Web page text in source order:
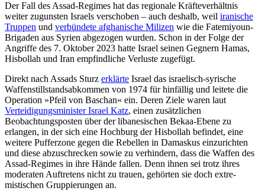
Der Fall des Assad-Regimes hat das regiona­le Kräfteverhältnis
weiter zugunsten Israels verschoben – auch deshalb, weil iranische
Truppen und verbündete afghanische Milizen wie die Fatemiyoun-
Brigaden aus Syrien abgezogen wurden. Schon in der Folge der
Angriffe des 7. Oktober 2023 hatte Israel seinen Gegnern Hamas,
Hisbollah und Iran empfindliche Verluste zugefügt.
Direkt nach Assads Sturz er­klärte Israel das israelisch-syrische
Waffen­stillstands­abkommen von 1974 für hinfällig und leite­te die
Operation »Pfeil von Baschan« ein. Deren Ziele waren laut
Verteidigungsminister Israel Katz, einen zusätzlichen
Beobachtungsposten über der libanesischen Bekaa-Ebene zu
erlangen, in der sich eine Hoch­burg der Hisbollah befindet, eine
weitere Pufferzone gegen die Rebellen in Damaskus einzurichten
und diese abzuschrecken so­wie zu verhindern, dass die Waffen des
Assad-Regimes in ihre Hände fallen. Denn ihnen sei trotz ihres
moderaten Auftretens nicht zu trauen, gehörten sie doch extre­
mistischen Gruppierungen an.